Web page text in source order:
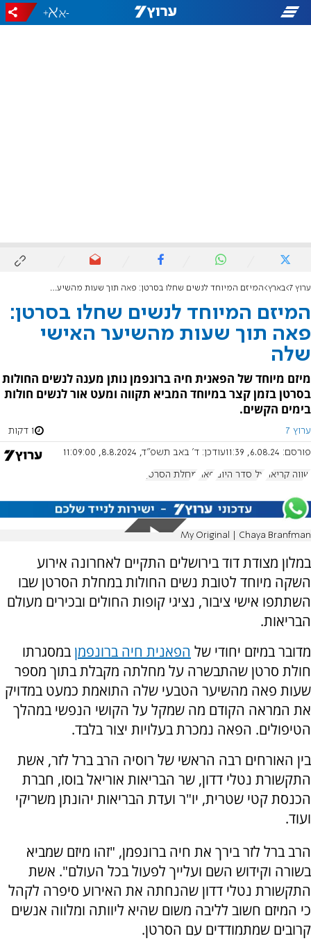
-
+
ערוץ 7 בארץ המיזם המיוחד לנשים שחלו בסרטן: פאה תוך שעות מהשיער האישי שלה
המיזם המיוחד לנשים שחלו בסרטן:
פאה תוך שעות מהשיער האישי
שלה
מיזם מיוחד של הפאנית חיה ברונפמן נותן מענה לנשים החולות
בסרטן בזמן קצר במיוחד המביא תקווה ומעט אור לנשים חולות
בימים הקשים.
ערוץ 7 1 דקות
פורסם: 6.08.24, 11:39 עודכן: ד' באב תשפ"ד, 8.8.2024, 11:09:00
שווה קריאה על סדר היום פאה מחלת הסרטן
My Original | Chaya Branfman
במלון מצודת דוד בירושלים התקיים לאחרונה אירוע
השקה מיוחד לטובת נשים החולות במחלת הסרטן שבו
השתתפו אישי ציבור, נציגי קופות החולים ובכירים מעולם
הבריאות.
מדובר במיזם יחודי של הפאנית חיה ברונפמן במסגרתו
חולת סרטן שהתבשרה על מחלתה מקבלת בתוך מספר
שעות פאה מהשיער הטבעי שלה התואמת כמעט במדויק
את המראה הקודם מה שמקל על הקושי הנפשי במהלך
הטיפולים. הפאה נמכרת בעלויות יצור בלבד.
בין האורחים רבה הראשי של רוסיה הרב ברל לזר, אשת
התקשורת נטלי דדון, שר הבריאות אוריאל בוסו, חברת
הכנסת קטי שטרית, יו"ר ועדת הבריאות יהונתן משריקי
ועוד.
הרב ברל לזר בירך את חיה ברונפמן, "זהו מיזם שמביא
בשורה וקידוש השם ועלייך לפעול בכל העולם". אשת
התקשורת נטלי דדון שהנחתה את האירוע סיפרה לקהל
כי המיזם חשוב לליבה משום שהיא ליוותה ומלווה אנשים
קרובים שמתמודדים עם הסרטן.